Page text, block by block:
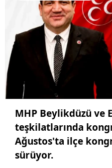
MHP Beylikdüzü ve
teşkilatlarında
Ağustos'ta ilçe
sürüyor.